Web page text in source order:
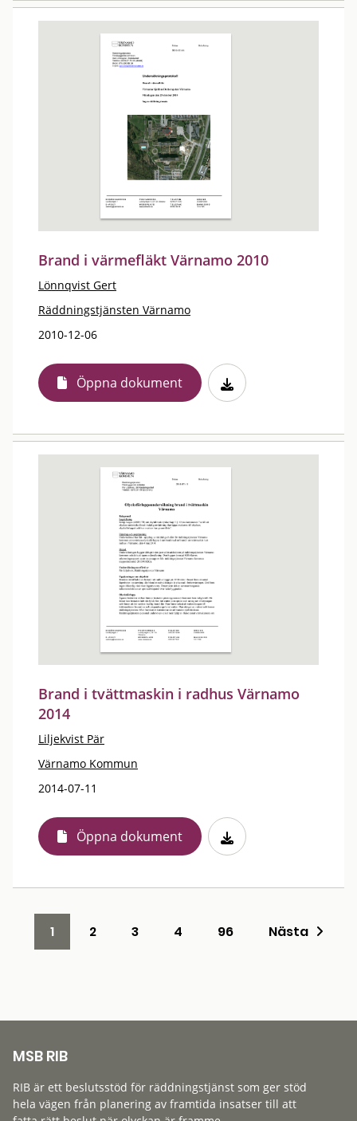
Brand i värmefläkt Värnamo 2010
Lönnqvist Gert
Räddningstjänsten Värnamo
2010-12-06
Öppna dokument
Brand i tvättmaskin i radhus Värnamo
2014
Liljekvist Pär
Värnamo Kommun
2014-07-11
Öppna dokument
1 2 3 4 96 Nästa
MSB RIB
RIB är ett beslutsstöd för räddningstjänst som ger stöd
hela vägen från planering av framtida insatser till att